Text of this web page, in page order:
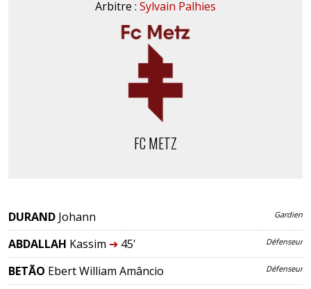
Arbitre : Sylvain Palhies
FC METZ
DURAND Johann Gardien
ABDALLAH Kassim ➔45' Défenseur
BETÃO Ebert William Amâncio Défenseur